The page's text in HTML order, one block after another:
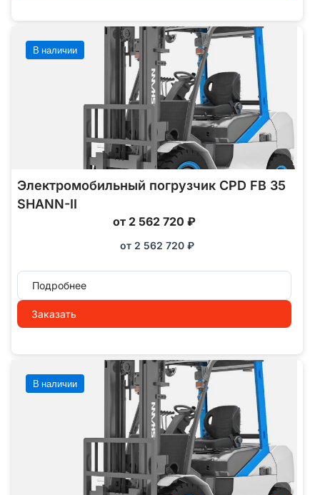
В наличии
Электромобильный погрузчик CPD FB 35
SHANN-II
от 2 562 720 ₽
от 2 562 720 ₽
Подробнее
Заказать
В наличии